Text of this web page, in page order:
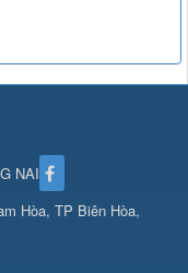
NAI
Hòa, TP Biên Hòa,